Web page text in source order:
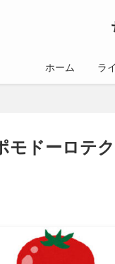
ホーム ラ
モドーロテ